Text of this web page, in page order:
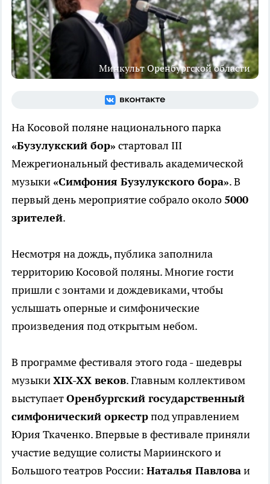
Минкульт Оренбургской области
На Косовой поляне национального парка
«Бузулукский бор» стартовал III
Межрегиональный фестиваль академической
музыки «Симфония Бузулукского бора». В
первый день мероприятие собрало около 5000
зрителей.
Несмотря на дождь, публика заполнила
территорию Косовой поляны. Многие гости
пришли с зонтами и дождевиками, чтобы
услышать оперные и симфонические
произведения под открытым небом.
В программе фестиваля этого года - шедевры
музыкиXIX-XX веков. Главным коллективом
выступаетОренбургский государственный
симфонический оркестрпод управлением
Юрия Ткаченко. Впервые в фестивале приняли
участие ведущие солисты Мариинского и
Большого театров России: Наталья Павловаи